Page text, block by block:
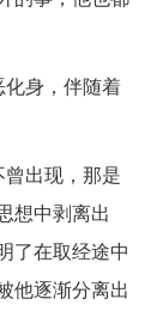
身，伴随着
出现，那是
想中剥离出
了在取经途中
他逐渐分离出